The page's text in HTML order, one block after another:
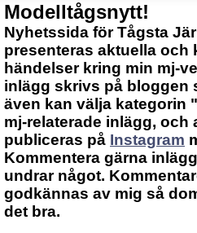
Modelltågsnytt!
Nyhetssida för Tågsta
presenteras aktuella och
händelser kring min mj-
inlägg skrivs på bloggen
även kan välja kategorin
mj-relaterade inlägg, och
publiceras på Instagram
Kommentera gärna
undrar något.
godkännas av mig så
det bra.